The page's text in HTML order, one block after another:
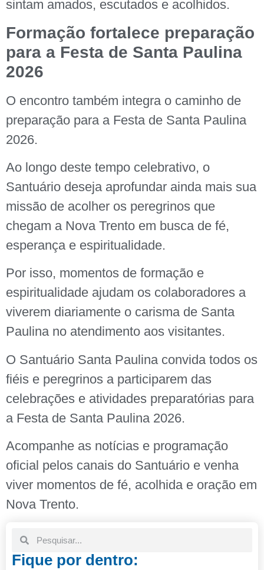
sintam amados, escutados e acolhidos.
Formação fortalece preparação
para a Festa de Santa Paulina
2026
O encontro também integra o caminho de
preparação para a Festa de Santa Paulina
2026.
Ao longo deste tempo celebrativo, o
Santuário deseja aprofundar ainda mais sua
missão de acolher os peregrinos que
chegam a Nova Trento em busca de fé,
esperança e espiritualidade.
Por isso, momentos de formação e
espiritualidade ajudam os colaboradores a
viverem diariamente o carisma de Santa
Paulina no atendimento aos visitantes.
O Santuário Santa Paulina convida todos os
fiéis e peregrinos a participarem das
celebrações e atividades preparatórias para
a Festa de Santa Paulina 2026.
Acompanhe as notícias e programação
oficial pelos canais do Santuário e venha
viver momentos de fé, acolhida e oração em
Nova Trento.
Fique por dentro: